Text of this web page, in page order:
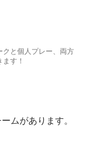
クと個人プレー、両方
す！
ムがあります。